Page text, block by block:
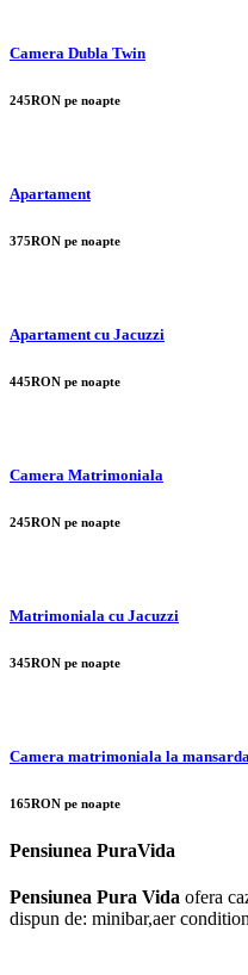
Camera Dubla Twin
245RON pe noapte
Apartament
375RON pe noapte
Apartament cu Jacuzzi
445RON pe noapte
Camera Matrimoniala
245RON pe noapte
Matrimoniala cu Jacuzzi
345RON pe noapte
Camera matrimoniala la
165RON pe noapte
Pensiunea PuraVida
Pensiunea Pura Vida ofera
dispun de: minibar,aer